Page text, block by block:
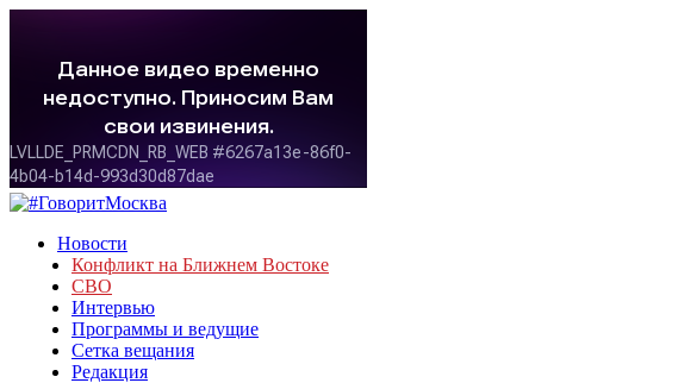
Новости
Конфликт на Ближнем Востоке
СВО
Интервью
Программы и ведущие
Сетка вещания
Редакция